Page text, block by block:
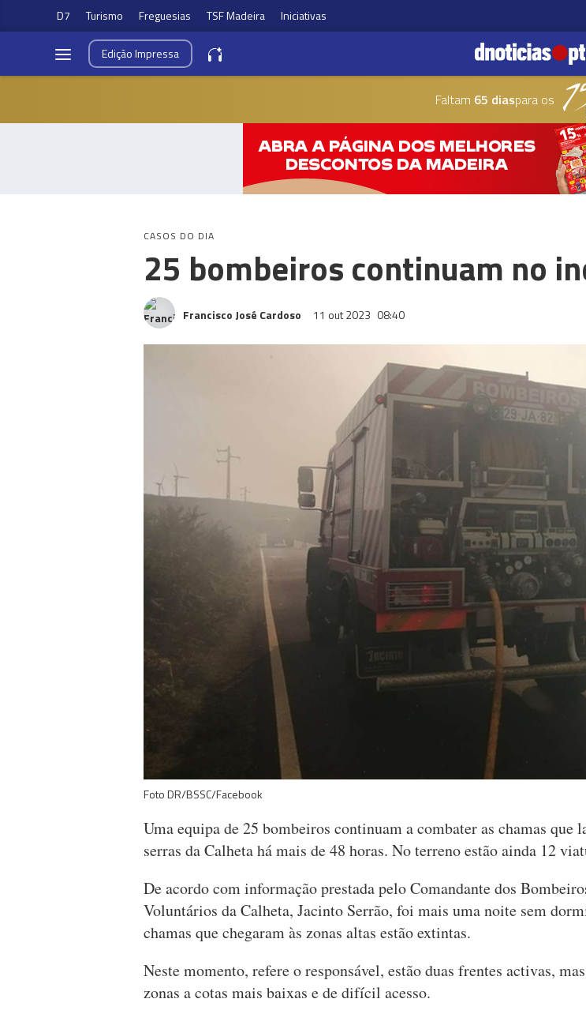
D7 Turismo Freguesias TSF Madeira Iniciativas
EdiçãoImpressa
Faltam 65 diaspara os
CASOS DO DIA
25 bombeiros continuam no
Francisco José Cardoso 11 out 2023 08:40
Foto DR/BSSC/Facebook
Uma equipa de 25 bombeiros continuam a combater as chamas que
serras da Calheta há mais de 48 horas. No terreno estão ainda 12
De acordo com informação prestada pelo Comandante dos
Voluntários da Calheta, Jacinto Serrão, foi mais uma noite sem
chamas que chegaram às zonas altas estão extintas.
Neste momento, refere o responsável, estão duas frentes activas,
zonas a cotas mais baixas e de difícil acesso.